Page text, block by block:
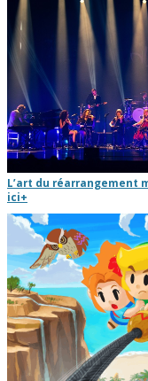
L’art du réarrangement
ici+